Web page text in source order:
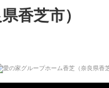
香芝市）